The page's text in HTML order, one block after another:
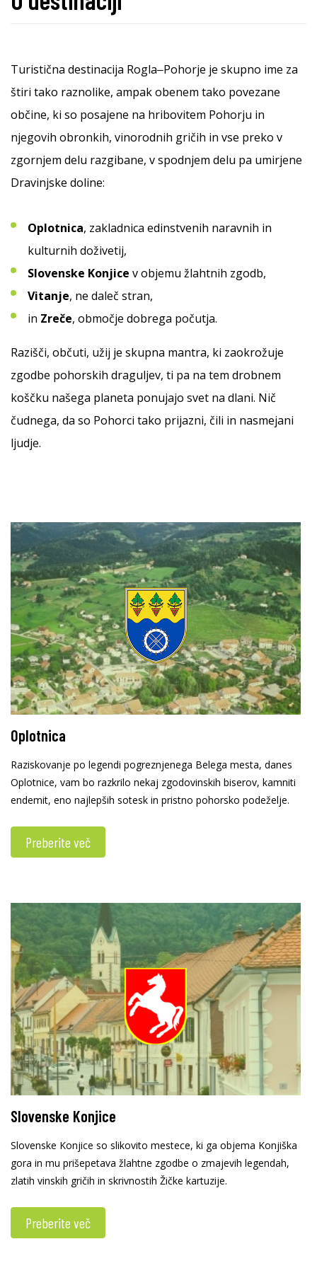
Turistična destinacija Rogla‒Pohorje je skupno ime za
štiri tako raznolike, ampak obenem tako povezane
občine, ki so posajene na hribovitem Pohorju in
njegovih obronkih, vinorodnih gričih in vse preko v
zgornjem delu razgibane, v spodnjem delu pa umirjene
Dravinjske doline:
Oplotnica, zakladnica edinstvenih naravnih in
kulturnih doživetij,
Slovenske Konjice v objemu žlahtnih zgodb,
Vitanje, ne daleč stran,
in Zreče, območje dobrega počutja.
Razišči, občuti, užij je skupna mantra, ki zaokrožuje
zgodbe pohorskih draguljev, ti pa na tem drobnem
koščku našega planeta ponujajo svet na dlani. Nič
čudnega, da so Pohorci tako prijazni, čili in nasmejani
ljudje.
Oplotnica
Raziskovanje po legendi pogreznjenega Belega mesta, danes
Oplotnice, vam bo razkrilo nekaj zgodovinskih biserov, kamniti
endemit, eno najlepših sotesk in pristno pohorsko podeželje.
Preberite več
Slovenske Konjice
Slovenske Konjice so slikovito mestece, ki ga objema Konjiška
gora in mu prišepetava žlahtne zgodbe o zmajevih legendah,
zlatih vinskih gričih in skrivnostih Žičke kartuzije.
Preberite več